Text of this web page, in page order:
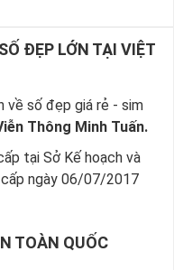
ĐẸP LỚN TẠI VIỆT
về số đẹp giá rẻ - sim
Thông Minh Tuấn.
tại Sở Kế hoạch và
ngày 06/07/2017
TOÀN QUỐC